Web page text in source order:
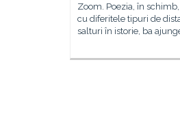
Zoom. Poezia, în
cu diferitele tipuri de
salturi în istorie, ba